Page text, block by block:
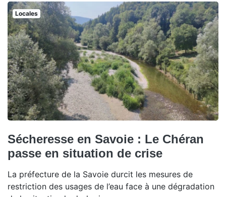
Locales
Sécheresse en Savoie : Le Chéran
passe en situation de crise
La préfecture de la Savoie durcit les mesures de
restriction des usages de l’eau face à une dégradation